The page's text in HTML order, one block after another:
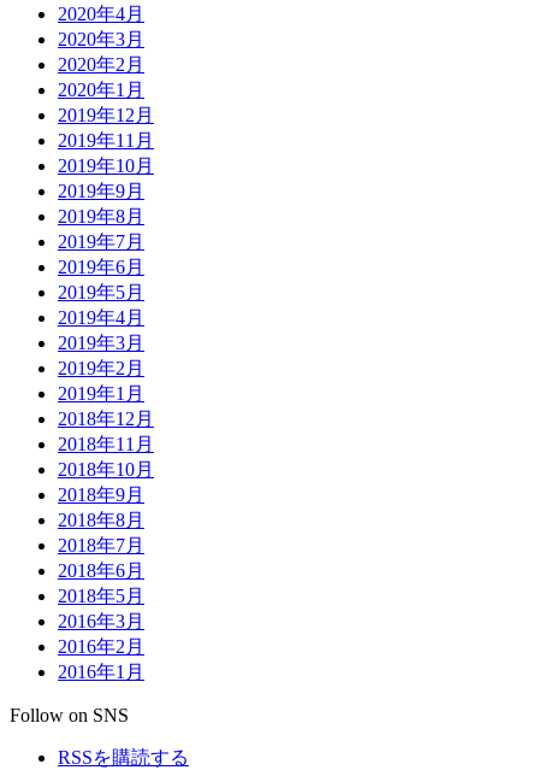
2020年4月
2020年3月
2020年2月
2020年1月
2019年12月
2019年11月
2019年10月
2019年9月
2019年8月
2019年7月
2019年6月
2019年5月
2019年4月
2019年3月
2019年2月
2019年1月
2018年12月
2018年11月
2018年10月
2018年9月
2018年8月
2018年7月
2018年6月
2018年5月
2016年3月
2016年2月
2016年1月
Follow on SNS
RSSを購読する